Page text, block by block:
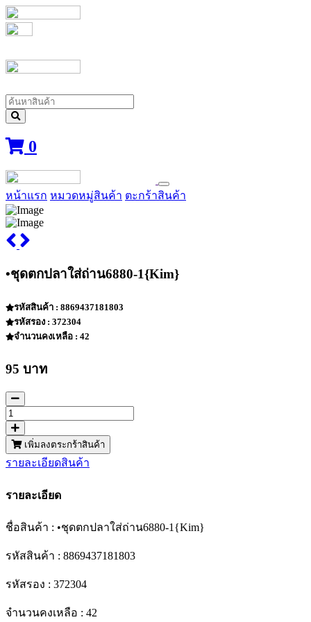
0
หน้าแรก หมวดหมู่สินค้า ตะกร้าสินค้า
•ชุดตกปลาใส่ถ่าน6880-1{Kim}
รหัสสินค้า : 8869437181803
รหัสรอง : 372304
จำนวนคงเหลือ : 42
95 บาท
เพิ่มลงตระกร้าสินค้า
รายละเอียดสินค้า
รายละเอียด
ชื่อสินค้า : •ชุดตกปลาใส่ถ่าน6880-1{Kim}
รหัสสินค้า : 8869437181803
รหัสรอง : 372304
จำนวนคงเหลือ : 42